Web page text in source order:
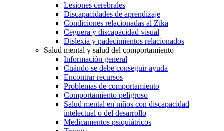
Lesiones cerebrales
Discapacidades de aprendizaje
Condiciones relacionadas al Zika
Ceguera y discapacidad visual
Dislexia y padecimientos relacionados
Salud mental y salud del comportamiento
Información general
Cuándo se debe conseguir ayuda
Encontrar recursos
Problemas de comportamiento
Comportamiento peligroso
Salud mental en niños con discapacidad
intelectual o del desarrollo
Medicamentos psiquiátricos